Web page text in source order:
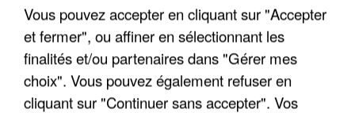
DE FAUNE SAUVAGE SONT...
Vous pouvez accepter en cliquant sur "Accepter
et fermer", ou affiner en sélectionnant les
finalités et/ou partenaires dans "Gérer mes
choix". Vous pouvez également refuser en
cliquant sur "Continuer sans accepter". Vos